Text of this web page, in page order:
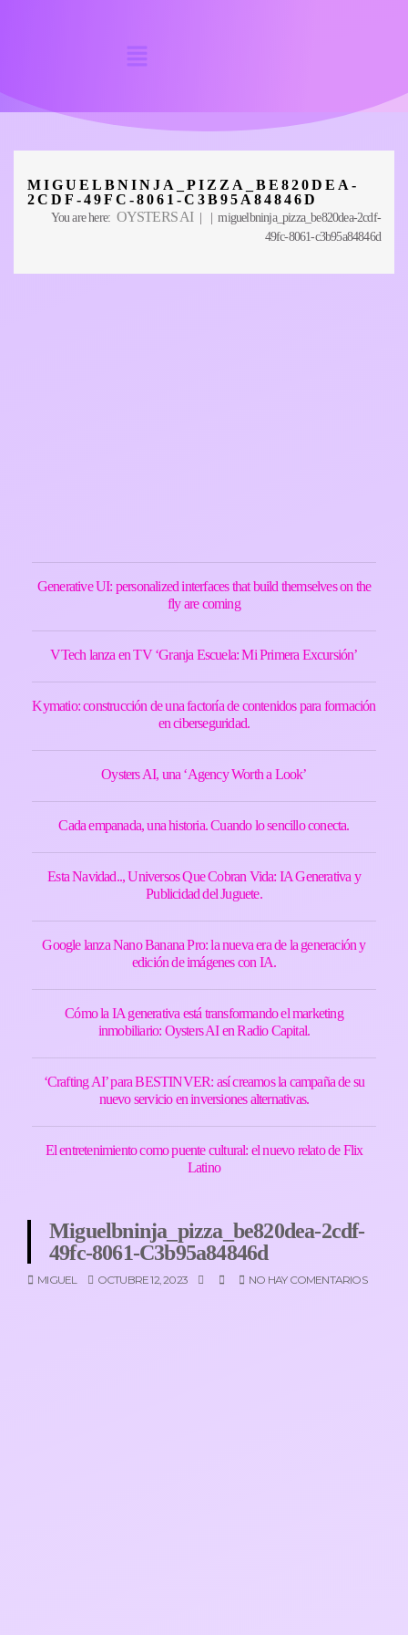
MIGUELBNINJA_PIZZA_BE820DEA-
2CDF-49FC-8061-C3B95A84846D
You are here: OYSTERS AI | | miguelbninja_pizza_be820dea-2cdf-
49fc-8061-c3b95a84846d
Generative UI: personalized interfaces that build themselves on the
fly are coming
VTech lanza en TV ‘Granja Escuela: Mi Primera Excursión’
Kymatio: construcción de una factoría de contenidos para formación
en ciberseguridad.
Oysters AI, una ‘Agency Worth a Look’
Cada empanada, una historia. Cuando lo sencillo conecta.
Esta Navidad.., Universos Que Cobran Vida: IA Generativa y
Publicidad del Juguete.
Google lanza Nano Banana Pro: la nueva era de la generación y
edición de imágenes con IA.
Cómo la IA generativa está transformando el marketing
inmobiliario: Oysters AI en Radio Capital.
‘Crafting AI’ para BESTINVER: así creamos la campaña de su
nuevo servicio en inversiones alternativas.
El entretenimiento como puente cultural: el nuevo relato de Flix
Latino
Miguelbninja_pizza_be820dea-2cdf-
49fc-8061-C3b95a84846d
MIGUEL OCTUBRE 12, 2023 NO HAY COMENTARIOS